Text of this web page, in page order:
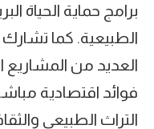
برامج حماية الحياة
الطبيعية. كما تشارك
العديد من
فوائد اقتصادية
التراث الطبيعي